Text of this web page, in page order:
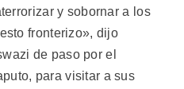
y sobornar a los
fronterizo», dijo
de paso por el
para visitar a sus